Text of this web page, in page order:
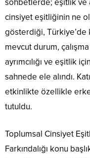
sohbetlerde; eşitlik ve
cinsiyet eşitliğinin ne
gösterdiği, Türkiye’de
mevcut durum,
ayrımcılığı ve eşitlik
sahnede ele alındı.
etkinlikte özellikle
tutuldu.
Toplumsal Cinsiyet
Farkındalığı konu